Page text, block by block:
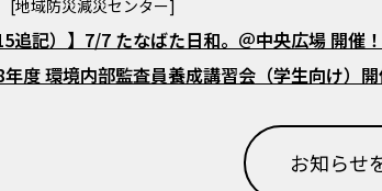
[地域防災減災センター]
追記）】7/7 たなばた日和。＠中央広場 開催！
年度 環境内部監査員養成講習会（学生向け）
お知らせ